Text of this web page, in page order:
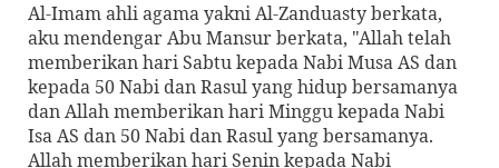
Al-Imam ahli agama yakni Al-Zanduasty berkata,
aku mendengar Abu Mansur berkata, "Allah telah
memberikan hari Sabtu kepada Nabi Musa AS dan
kepada 50 Nabi dan Rasul yang hidup bersamanya
dan Allah memberikan hari Minggu kepada Nabi
Isa AS dan 50 Nabi dan Rasul yang bersamanya.
Allah memberikan hari Senin kepada Nabi